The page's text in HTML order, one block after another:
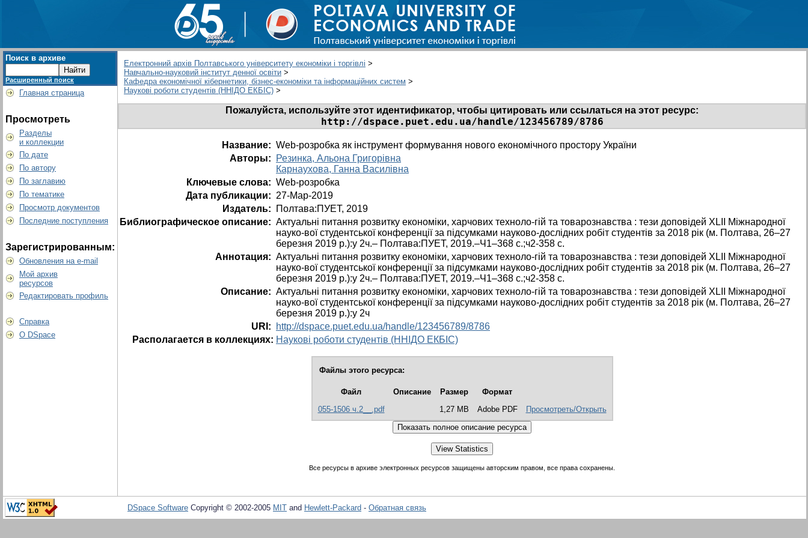
Поиск в архиве
Расширенный поиск
Главная страница
Просмотреть
Разделы
и коллекции
По дате
По автору
По заглавию
По тематике
Просмотр документов
Последние поступления
Зарегистрированным:
Обновления на e-mail
Мой архив
ресурсов
Редактировать профиль
Справка
О DSpace
Електронний архів Полтавського університету економіки і торгівлі >
Навчально-науковий інститут денної освіти >
Кафедра економічної кібернетики, бізнес-економіки та інформаційних систем >
Наукові роботи студентів (ННІДО ЕКБІС) >
Пожалуйста, используйте этот идентификатор, чтобы цитировать или ссылаться на этот ресурс:
http://dspace.puet.edu.ua/handle/123456789/8786
Название: Web-розробка як інструмент формування нового економічного простору України
Авторы:
Резинка, Альона Григорівна
Карнаухова, Ганна Василівна
Ключевые слова: Web-розробка
Дата публикации: 27-Мар-2019
Издатель:
Полтава:ПУЕТ, 2019
Библиографическое описание: Актуальні питання розвитку економіки, харчових техноло-гій та товарознавства : тези доповідей XLІІ Міжнародної
науко-вої студентської конференції за підсумками науково-дослідних робіт студентів за 2018 рік (м. Полтава, 26–27
березня 2019 р.):у 2ч.– Полтава:ПУЕТ, 2019.–Ч1–368 с.;ч2-358 с.
Аннотация: Актуальні питання розвитку економіки, харчових техноло-гій та товарознавства : тези доповідей XLІІ Міжнародної
науко-вої студентської конференції за підсумками науково-дослідних робіт студентів за 2018 рік (м. Полтава, 26–27
березня 2019 р.):у 2ч.– Полтава:ПУЕТ, 2019.–Ч1–368 с.;ч2-358 с.
Описание: Актуальні питання розвитку економіки, харчових техноло-гій та товарознавства : тези доповідей XLІІ Міжнародної
науко-вої студентської конференції за підсумками науково-дослідних робіт студентів за 2018 рік (м. Полтава, 26–27
березня 2019 р.):у 2ч
URI:
http://dspace.puet.edu.ua/handle/123456789/8786
Располагается в коллекциях: Наукові роботи студентів (ННІДО ЕКБІС)
Файлы этого ресурса:
Файл Описание Размер
Формат
055-1506 ч.2__.pdf
1,27 MB Adobe PDF Просмотреть/Открыть
Все ресурсы в архиве электронных ресурсов защищены авторским правом, все права сохранены.
DSpace Software Copyright © 2002-2005 MIT and Hewlett-Packard - Обратная связь